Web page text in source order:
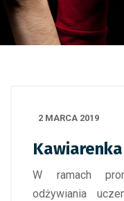
2 MARCA 2019
W ramach
odżywiania